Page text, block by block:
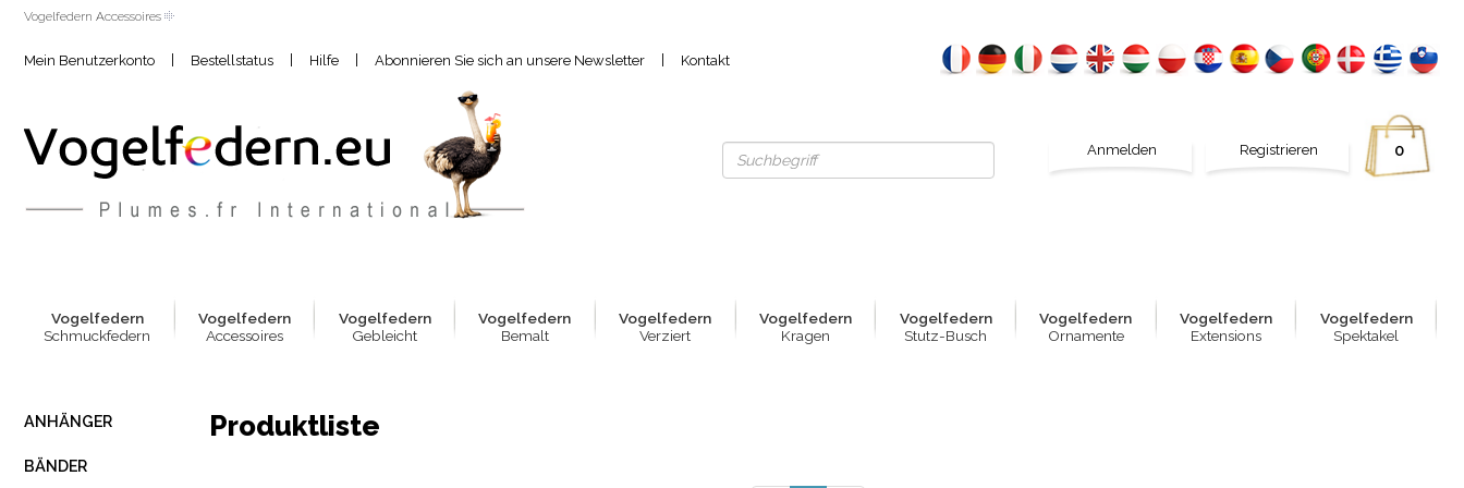
Vogelfedern Accessoires
Mein Benutzerkonto | Bestellstatus | Hilfe | Abonnieren Sie sich an unsere Newsletter | Kontakt
0
Anmelden Registrieren
Vogelfedern
Schmuckfedern
Vogelfedern
Accessoires
Vogelfedern
Gebleicht
Vogelfedern
Bemalt
Vogelfedern
Verziert
Vogelfedern
Kragen
Vogelfedern
Stutz-Busch
Vogelfedern
Ornamente
Vogelfedern
Extensions
Vogelfedern
Spektakel
ANHÄNGER
BÄNDER
Produktliste